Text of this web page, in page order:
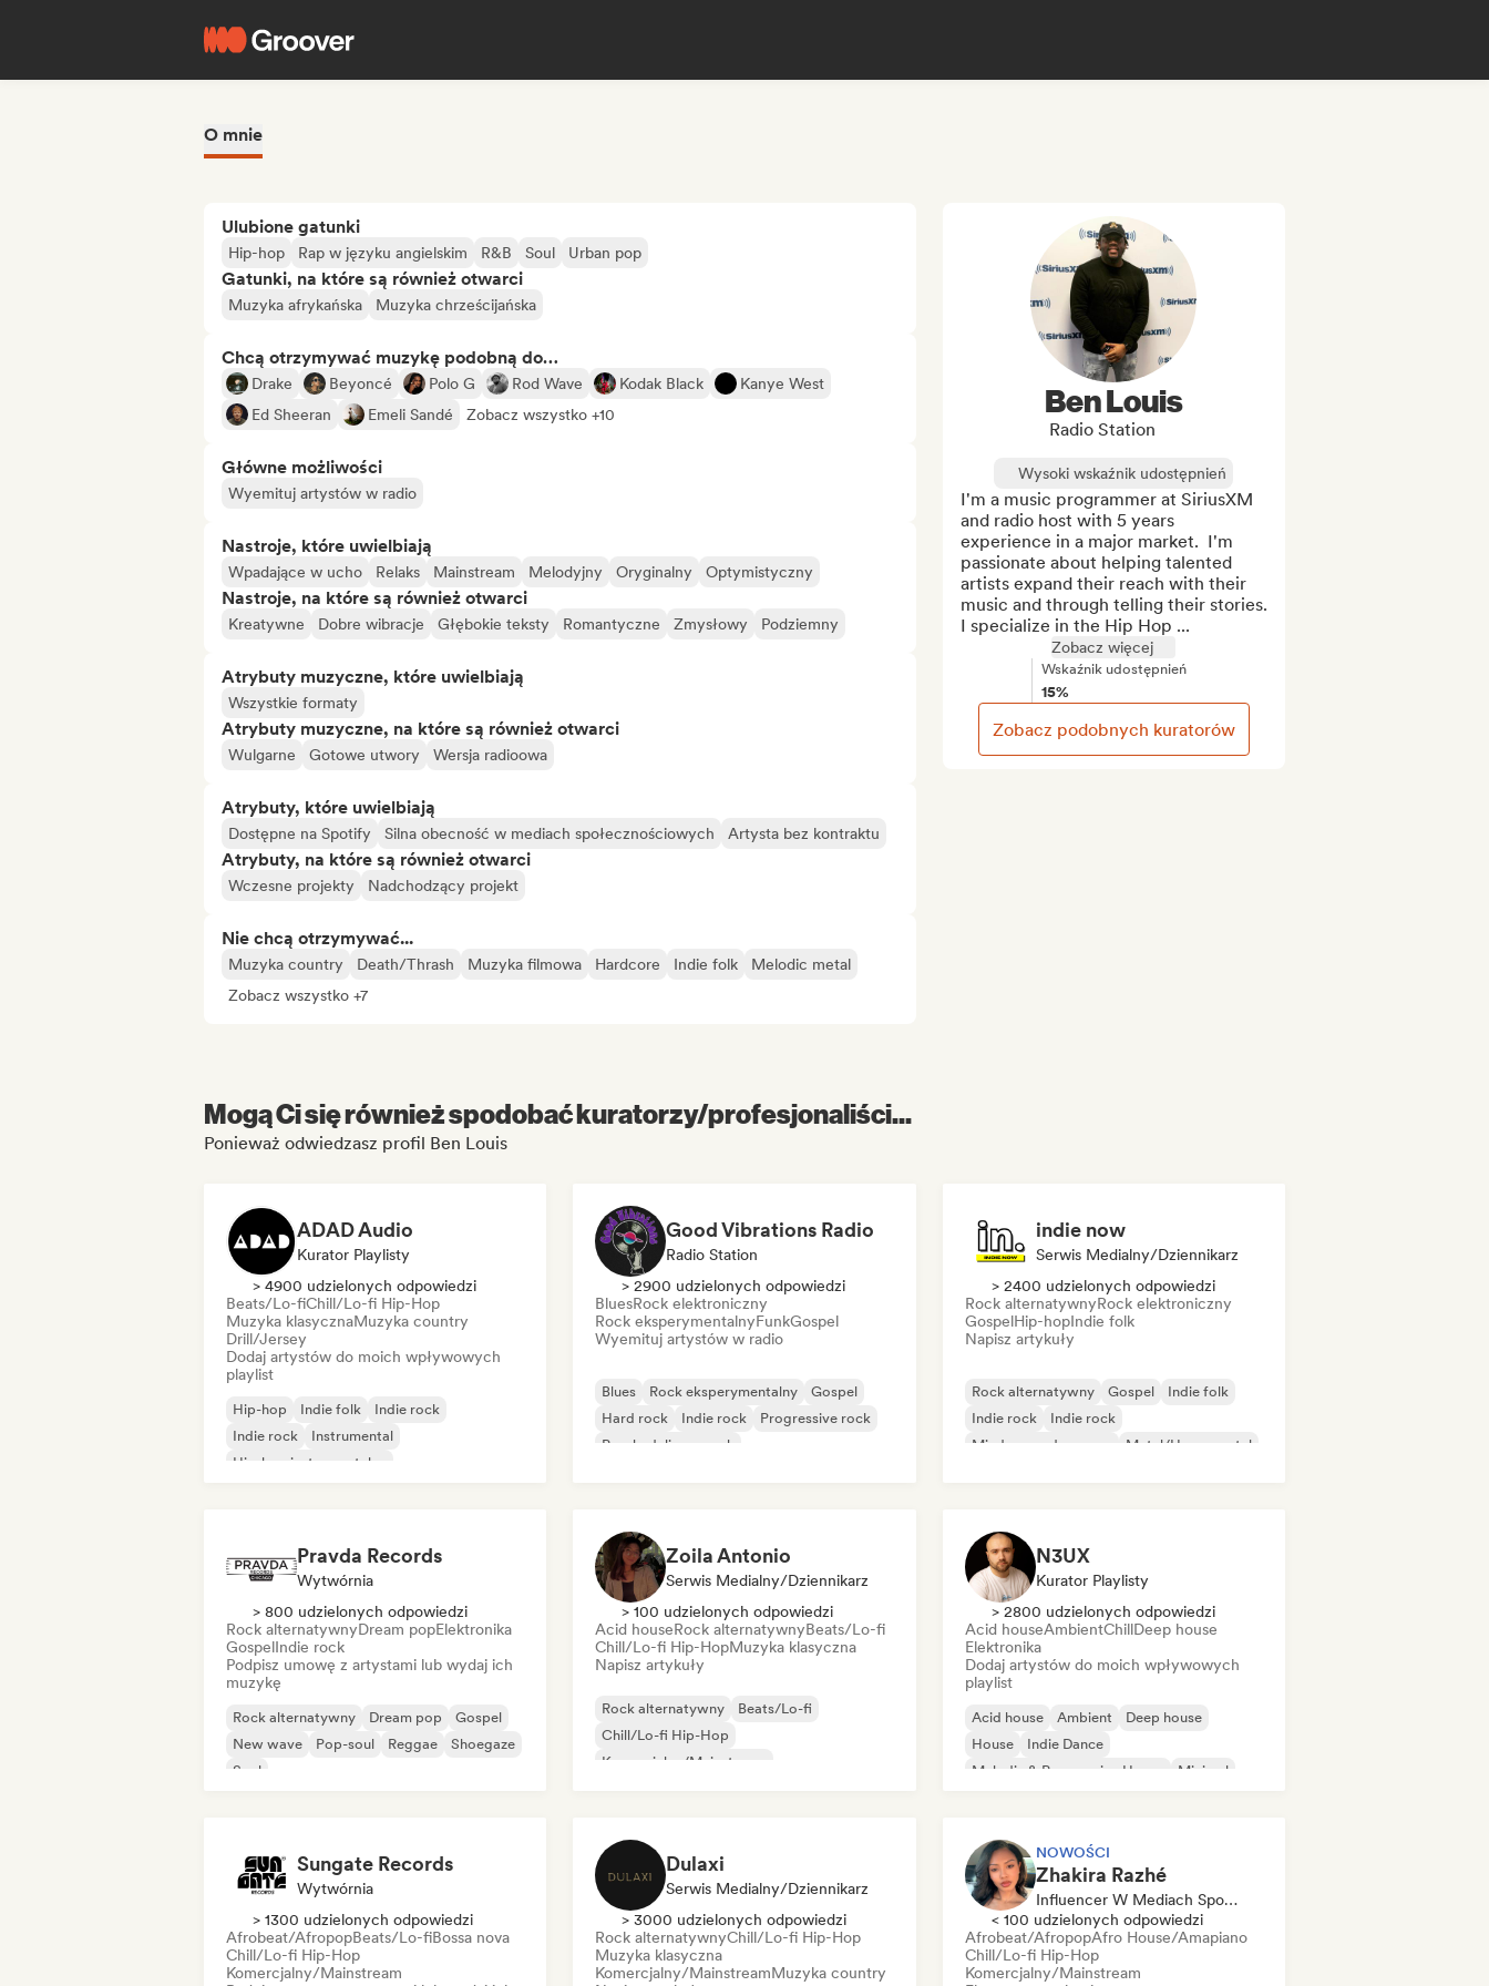
O mnie
Ulubione gatunki
Hip-hop Rap w języku angielskim R&B Soul Urban pop
Gatunki, na które są również otwarci
Muzyka afrykańska Muzyka chrześcijańska
Chcą otrzymywać muzykę podobną do…
Drake Beyoncé Polo G Rod Wave Kodak Black
Kanye West
Ed Sheeran
Emeli Sandé Zobacz wszystko +10
Główne możliwości
Wyemituj artystów w radio
Nastroje, które uwielbiają
Wpadające w ucho Relaks Mainstream Melodyjny Oryginalny Optymistyczny
Nastroje, na które są również otwarci
Kreatywne Dobre wibracje Głębokie teksty Romantyczne Zmysłowy Podziemny
Atrybuty muzyczne, które uwielbiają
Wszystkie formaty
Atrybuty muzyczne, na które są również otwarci
Wulgarne Gotowe utwory Wersja radioowa
Atrybuty, które uwielbiają
Dostępne na Spotify Silna obecność w mediach społecznościowych Artysta bez kontraktu
Atrybuty, na które są również otwarci
Wczesne projekty Nadchodzący projekt
Nie chcą otrzymywać...
Muzyka country Death/Thrash Muzyka filmowa Hardcore Indie folk
Melodic metal
Zobacz wszystko +7
Ben Louis
Radio Station
Wysoki wskaźnik udostępnień
I'm a music programmer at SiriusXM
and radio host with 5 years
experience in a major market.  I'm
passionate about helping talented
artists expand their reach with their
music and through telling their stories.
I specialize in the Hip Hop ...
Zobacz więcej
Wskaźnik udostępnień
15%
Zobacz podobnych kuratorów
Mogą Ci się również spodobać kuratorzy/profesjonaliści...
Ponieważ odwiedzasz profil Ben Louis
ADAD Audio
Kurator Playlisty
> 4900 udzielonych odpowiedzi
Beats/Lo-fiChill/Lo-fi Hip-Hop
Muzyka klasycznaMuzyka country
Drill/Jersey
Dodaj artystów do moich wpływowych
playlist
Hip-hop Indie folk
Indie rock
Indie rock
Instrumental
Hip-hop instrumentalny
Good Vibrations Radio
Radio Station
> 2900 udzielonych odpowiedzi
BluesRock elektroniczny
Rock eksperymentalnyFunkGospel
Wyemituj artystów w radio
Blues Rock eksperymentalny
Gospel
Hard rock
Indie rock
Progressive rock
Psychedeliczny rock
indie now
Serwis Medialny/Dziennikarz
> 2400 udzielonych odpowiedzi
Rock alternatywnyRock elektroniczny
GospelHip-hopIndie folk
Napisz artykuły
Rock alternatywny Gospel
Indie folk
Indie rock
Indie rock
Międzynarodowy rap
Metal/Heavy metal
Pravda Records
Wytwórnia
> 800 udzielonych odpowiedzi
Rock alternatywnyDream popElektronika
GospelIndie rock
Podpisz umowę z artystami lub wydaj ich
muzykę
Rock alternatywny Dream pop
Gospel
New wave
Pop-soul Reggae
Shoegaze
Soul
Zoila Antonio
Serwis Medialny/Dziennikarz
> 100 udzielonych odpowiedzi
Acid houseRock alternatywnyBeats/Lo-fi
Chill/Lo-fi Hip-HopMuzyka klasyczna
Napisz artykuły
Rock alternatywny
Beats/Lo-fi
Chill/Lo-fi Hip-Hop
Komercjalny/Mainstream
N3UX
Kurator Playlisty
> 2800 udzielonych odpowiedzi
Acid houseAmbientChillDeep house
Elektronika
Dodaj artystów do moich wpływowych
playlist
Acid house Ambient
Deep house
House
Indie Dance
Melodic & Progressive House
Minimal
Sungate Records
Wytwórnia
> 1300 udzielonych odpowiedzi
Afrobeat/AfropopBeats/Lo-fiBossa nova
Chill/Lo-fi Hip-Hop
Komercjalny/Mainstream
Dulaxi
Serwis Medialny/Dziennikarz
> 3000 udzielonych odpowiedzi
Rock alternatywnyChill/Lo-fi Hip-Hop
Muzyka klasyczna
Komercjalny/MainstreamMuzyka country
NOWOŚCI
Zhakira Razhé
Influencer W Mediach Społecznościowych
< 100 udzielonych odpowiedzi
Afrobeat/AfropopAfro House/Amapiano
Chill/Lo-fi Hip-Hop
Komercjalny/Mainstream